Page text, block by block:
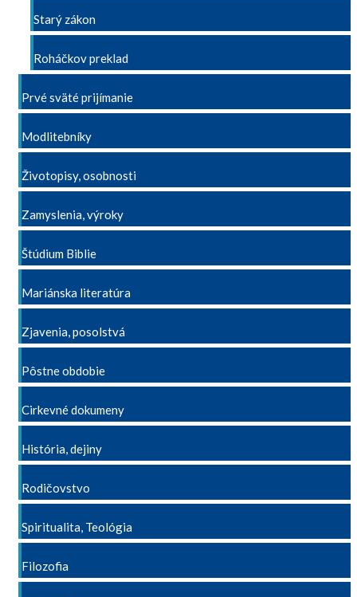
Starý zákon
Roháčkov preklad
Prvé sväté prijímanie
Modlitebníky
Životopisy, osobnosti
Zamyslenia, výroky
Štúdium Biblie
Mariánska literatúra
Zjavenia, posolstvá
Pôstne obdobie
Cirkevné dokumeny
História, dejiny
Rodičovstvo
Spiritualita, Teológia
Filozofia